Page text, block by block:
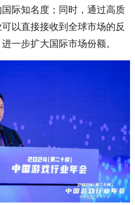
际知名度；同时，通过高质
以直接接收到全球市场的反
一步扩大国际市场份额。